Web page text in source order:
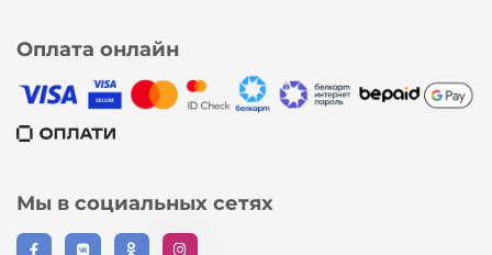
Оплата онлайн
Мы в социальных сетях